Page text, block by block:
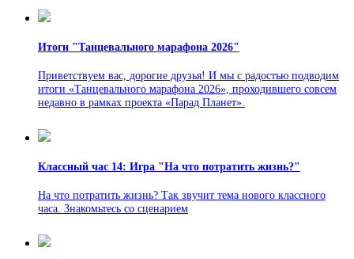
Итоги "Танцевального марафона 2026"
Приветствуем вас, дорогие друзья! И мы с радостью подводим
итоги «Танцевального марафона 2026», проходившего совсем
недавно в рамках проекта «Парад Планет».
Классный час 14: Игра "На что потратить жизнь?"
На что потратить жизнь? Так звучит тема нового классного
часа. Знакомьтесь со сценарием